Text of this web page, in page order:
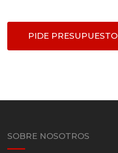
PIDE PRESUPUESTO
SOBRE NOSOTROS